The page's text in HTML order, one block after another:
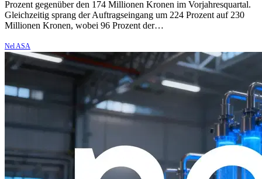
Prozent gegenüber den 174 Millionen Kronen im Vorjahresquartal.
Gleichzeitig sprang der Auftragseingang um 224 Prozent auf 230
Millionen Kronen, wobei 96 Prozent der…
Nel ASA